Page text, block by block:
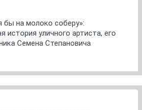
бы на молоко соберу»:
история уличного артиста, его
Семена Степановича